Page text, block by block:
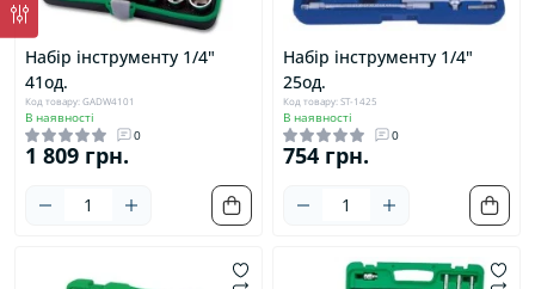
Набір інструменту 1/4"
41од.
Код товару: GADW4101
В наявності
0
1 809 грн.
Набір інструменту 1/4"
25од.
Код товару: ST-1425
В наявності
0
754 грн.